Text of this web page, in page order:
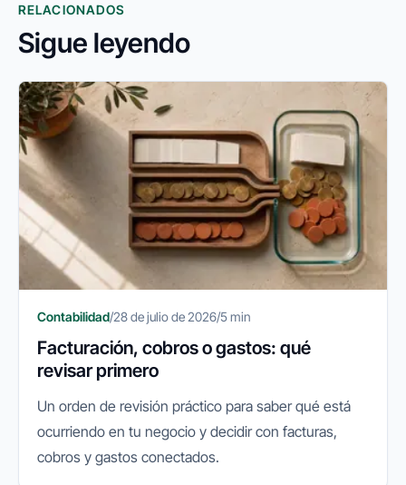
RELACIONADOS
Sigue leyendo
Contabilidad/28 de julio de 2026/5 min
Facturación, cobros o gastos: qué
revisar primero
Un orden de revisión práctico para saber qué está
ocurriendo en tu negocio y decidir con facturas,
cobros y gastos conectados.